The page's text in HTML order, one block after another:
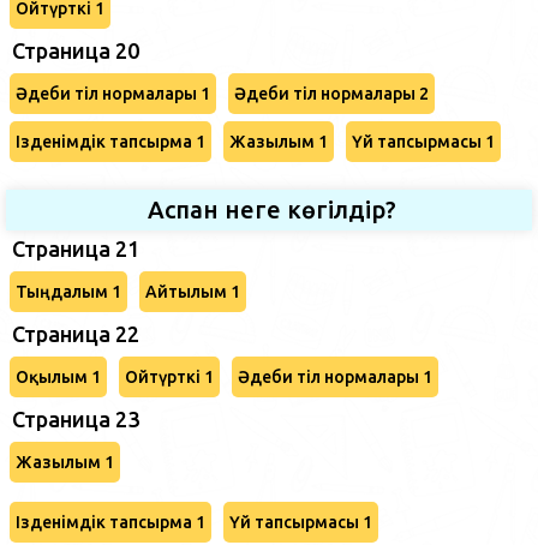
Ойтүрткі 1
Страница 20
Әдеби тіл нормалары 1 Әдеби тіл нормалары 2
Ізденімдік тапсырма 1 Жазылым 1 Үй тапсырмасы 1
Аспан неге көгілдір?
Страница 21
Тыңдалым 1 Айтылым 1
Страница 22
Оқылым 1 Ойтүрткі 1 Әдеби тіл нормалары 1
Страница 23
Жазылым 1
Ізденімдік тапсырма 1 Үй тапсырмасы 1